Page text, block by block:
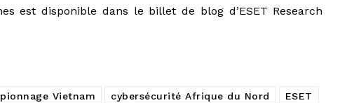
est disponible dans le billet de blog d’ESET Research
Vietnam cybersécurité Afrique du Nord
ESET